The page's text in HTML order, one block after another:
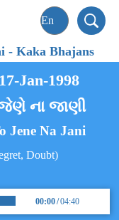
-Kaka Bhajans
Jan-1998
ના જાણી
Jene Na Jani
Doubt)
00:00/04:40